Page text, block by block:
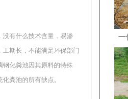
有什么技术含量，易渗
期长，不能满足环保部门
化粪池因其原料的特殊
化粪池的所有缺点。
一